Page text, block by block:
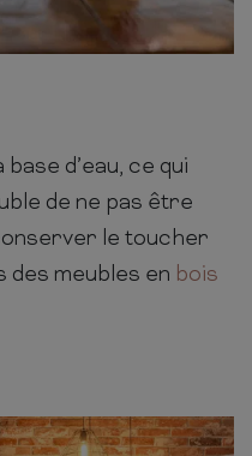
d’eau, ce qui
de ne pas être
le toucher
meubles en bois